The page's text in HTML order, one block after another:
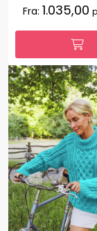
Fra: 1.035,00